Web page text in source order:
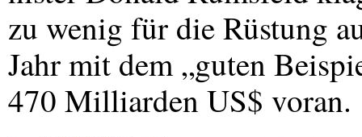
zu wenig für die Rüstung
Jahr mit dem „guten
470 Milliarden US$ voran.